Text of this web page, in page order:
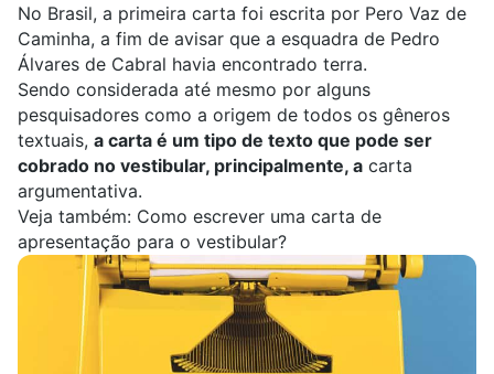
No Brasil, a primeira carta foi escrita por Pero Vaz de
Caminha, a fim de avisar que a esquadra de Pedro
Álvares de Cabral havia encontrado terra.
Sendo considerada até mesmo por alguns
pesquisadores como a origem de todos os gêneros
textuais, a carta é um tipo de texto que pode ser
cobrado no vestibular, principalmente, a carta
argumentativa.
Veja também: Como escrever uma carta de
apresentação para o vestibular?